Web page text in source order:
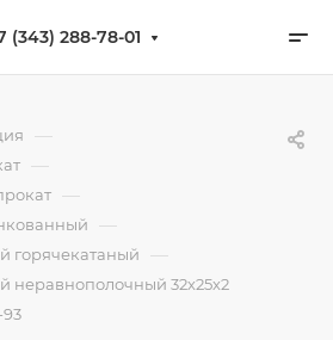
(343) 288-78-01
—
—
—
—
горячекатаный —
неравнополочный 32х25х2